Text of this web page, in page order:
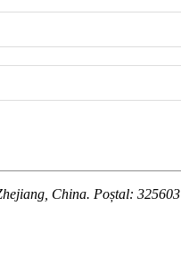
China. Poștal: 325603